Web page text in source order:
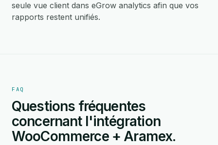
seule vue client dans eGrow analytics afin que vos
rapports restent unifiés.
FAQ
Questions fréquentes
concernant l'intégration
WooCommerce + Aramex.